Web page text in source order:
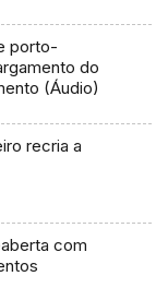
porto-
do
(Áudio)
recria a
com